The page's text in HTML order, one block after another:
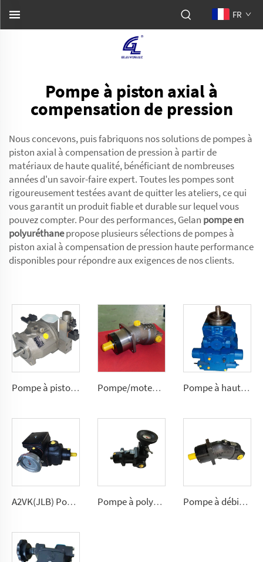
FR
Pompe à piston axial à
compensation de pression
Nous concevons, puis fabriquons nos solutions de pompes à
piston axial à compensation de pression à partir de
matériaux de haute qualité, bénéficiant de nombreuses
années d'un savoir-faire expert. Toutes les pompes sont
rigoureusement testées avant de quitter les ateliers, ce qui
vous garantit un produit fiable et durable sur lequel vous
pouvez compter. Pour des performances, Gelan pompe en
polyuréthanepropose plusieurs sélections de pompes à
piston axial à compensation de pression haute performance
disponibles pour répondre aux exigences de nos clients.
Pompe à pistons axiaux A10VSO à débit variable polyvalente à circuit ouvert 10, 18, 28, 45, 71, 100, 140 (cm³/tour) Pompe/moteur à pistons A2F à débit fixe pour hydraulique mobile exigeante 2,5, 5, 10, 12, 28 Pompe à haute pression A2V à débit variable 250, 355, 500, 1000
A2VK(JLB) Pompe à haute pression pour PU 5, 12, 28, 55, 107, 225(cm³/tour) Pompe à polyuréthane A7VK pour machine à mousse. Tailles 12, 28 Pompe à débit fixe en polyuréthane A2FK 2,5, 5, 10, 12, 23, 28, 55, 80, 107 (cmᶟ ⁄tr)